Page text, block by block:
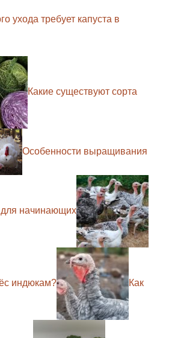
ухода требует капуста в
Какие существуют сорта
Особенности выращивания
начинающих
индюкам? Как